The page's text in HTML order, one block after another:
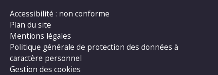
Accessibilité : non conforme
Plan du site
Mentions légales
Politique générale de protection des données à
caractère personnel
Gestion des cookies